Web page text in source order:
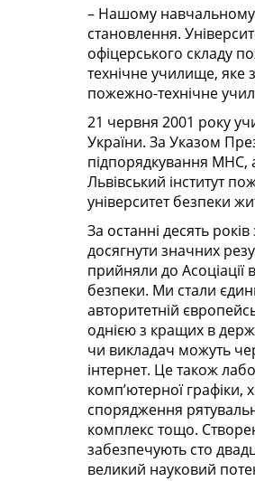
– Нашому навчальному
становлення.
офіцерського складу
технічне училище, яке
пожежно-технічне
21 червня 2001 року
України. За Указом
підпорядкування МНС,
Львівський інститут
університет безпеки
За останні десять
досягнути значних
прийняли до Асоціації
безпеки. Ми стали
авторитетній
однією з кращих в
чи викладач можуть
інтернет. Це також
комп’ютерної графіки,
спорядження
комплекс тощо.
забезпечують сто
великий науковий